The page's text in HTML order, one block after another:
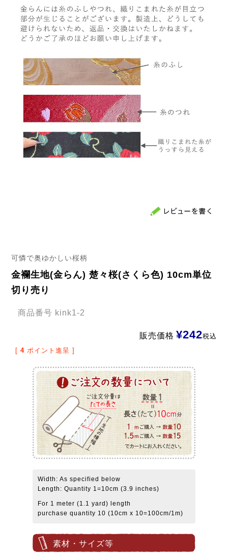
可憐で奥ゆかしい桜柄
金襴生地(金らん) 楚々桜(さくら色) 10cm単位
切り売り
商品番号 kink1-2
販売価格 ¥242税込
[ 4 ポイント進呈 ]
Width: As specified below
Length: Quantity 1=10cm (3.9 inches)
For 1 meter (1.1 yard) length
purchase quantity 10 (10cm x 10=100cm/1m)
素材・サイズ等